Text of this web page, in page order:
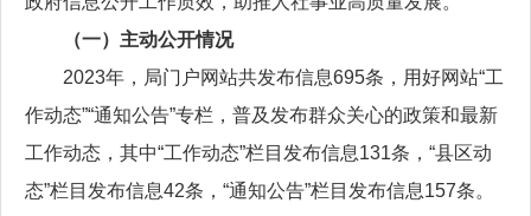
（一）主动公开情况
2023年，局门户网站共发布信息695条，用好网站“工
作动态”“通知公告”专栏，普及发布群众关心的政策和最新
工作动态，其中“工作动态”栏目发布信息131条，“县区动
态”栏目发布信息42条，“通知公告”栏目发布信息157条。